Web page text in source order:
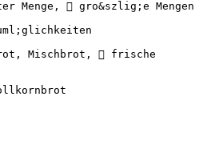
Menge,  gro&szlig;e Mengen
Mischbrot,  frische